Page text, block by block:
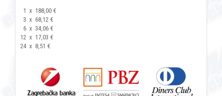
1 x 188,00 €
3 x 68,12 €
6 x 34,06 €
12 x 17,03 €
24 x 8,51 €